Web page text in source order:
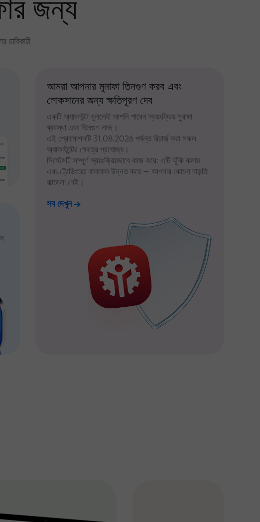
জন্য
আমরা আপনার মুনাফা তিনগুণ করব এবং
লোকসানের জন্য ক্ষতিপূরণ দেব
একটি অ্যাকাউন্ট খুললেই আপনি পাবেন স্বয়ংক্রিয় সুরক্ষা
ব্যবস্থা এবং তিনগুণ লাভ।
এই প্রোমোশনটি 31.08.2026 পর্যন্ত রিচার্জ করা সকল
অ্যাকাউন্টের ক্ষেত্রে প্রযোজ্য।
সিস্টেমটি সম্পূর্ণ স্বয়ংক্রিয়ভাবে কাজ করে: এটি ঝুঁকি কমায়
এবং ট্রেডিংয়ের ফলাফল উন্নত করে — আপনার কোনো বাড়তি
ঝামেলা নেই।
সব দেখুন